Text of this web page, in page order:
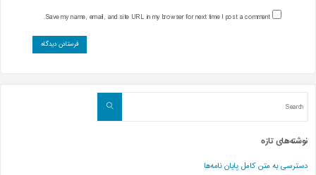
Save my name, email, and site URL in my browser for next time I post a comment.
Search
نوشته‌های تازه
دسترسی به متن کامل پایان نامه‌ها